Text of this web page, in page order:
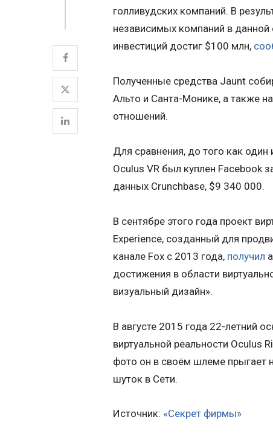
голливудских компаний. В
независимых компаний в
инвестиций достиг $100 млн,
Полученные средства Jaunt
Альто и Санта-Монике, а также
отношений.
Для сравнения, до того как
Oculus VR был куплен Facebook
данных Crunchbase, $9 340 000.
В сентябре этого года проект
Experience, созданный для
канале Fox с 2013 года, получил
достижения в области
визуальный дизайн».
В августе 2015 года 22-летний
виртуальной реальности Oculus
фото он в своём шлеме прыгает
шуток в Сети.
Источник: «Секрет фирмы»